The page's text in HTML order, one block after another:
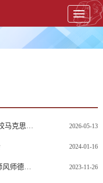
Toggle
2026-05-13
2024-01-16
2023-11-26